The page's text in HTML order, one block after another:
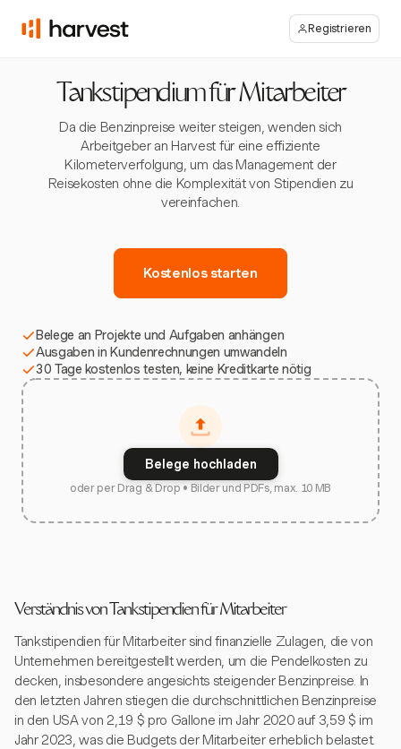
Registrieren
Tankstipendium für Mitarbeiter
Da die Benzinpreise weiter steigen, wenden sich
Arbeitgeber an Harvest für eine effiziente
Kilometerverfolgung, um das Management der
Reisekosten ohne die Komplexität von Stipendien zu
vereinfachen.
Kostenlos starten
Belege an Projekte und Aufgaben anhängen
Ausgaben in Kundenrechnungen umwandeln
30 Tage kostenlos testen, keine Kreditkarte nötig
Belege hochladen
oder per Drag & Drop • Bilder und PDFs, max. 10 MB
Verständnis von Tankstipendien für Mitarbeiter
Tankstipendien für Mitarbeiter sind finanzielle Zulagen, die von
Unternehmen bereitgestellt werden, um die Pendelkosten zu
decken, insbesondere angesichts steigender Benzinpreise. In
den letzten Jahren stiegen die durchschnittlichen Benzinpreise
in den USA von 2,19 $ pro Gallone im Jahr 2020 auf 3,59 $ im
Jahr 2023, was die Budgets der Mitarbeiter erheblich belastet.